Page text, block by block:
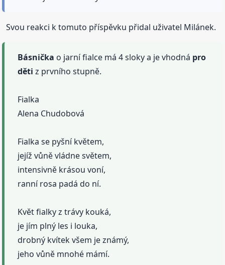
Svou reakci k tomuto příspěvku přidal uživatel Milánek.
Básnička o jarní fialce má 4 sloky a je vhodná pro
děti z prvního stupně.
Fialka
Alena Chudobová
Fialka se pyšní květem,
jejíž vůně vládne světem,
intensivně krásou voní,
ranní rosa padá do ní.
Květ fialky z trávy kouká,
je jím plný les i louka,
drobný kvítek všem je známý,
jeho vůně mnohé mámí.